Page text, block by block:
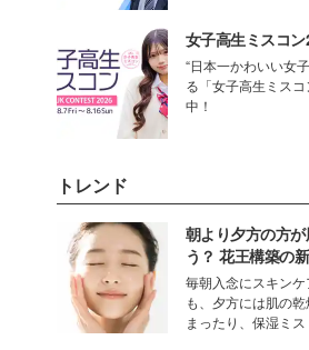
女子高生ミスコ
“日本一かわいい女
る「女子高生ミス
中！
トレンド
朝より夕方の方
う？ 花王構築の
ーターキャプチャ
ン（捕水肌）」
の常識を変える
毎朝入念にスキン
も、夕方には肌の
まったり、保湿ミ